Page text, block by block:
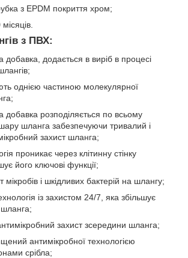
з EPDM покриття хром;
з ПВХ:
добавка, додається в виріб в процесі
однією частиною молекулярної
добавка розподіляється по всьому
шланга забезпечуючи тривалий і
захист шланга;
проникає через клітинну стінку
його ключові функції;
мікробів і шкідливих бактерій на шлангу;
із захистом 24/7, яка збільшує
захист зсередини шланга;
антимікробної технологією
срібла;